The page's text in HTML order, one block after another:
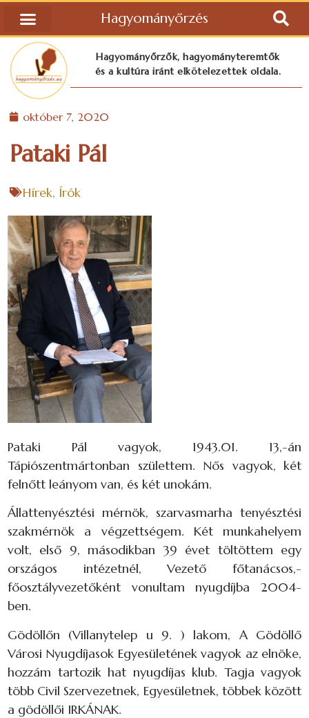
Hagyományőrzés
Hagyományőrzők, hagyományteremtők
és a kultúra iránt elkötelezettek oldala.
október 7, 2020
Pataki Pál
Hírek, Írók
Pataki Pál vagyok, 1943.01. 13,-án
Tápiószentmártonban születtem. Nős vagyok, két
felnőtt leányom van, és két unokám.
Állattenyésztési mérnök, szarvasmarha tenyésztési
szakmérnök a végzettségem. Két munkahelyem
volt, első 9, másodikban 39 évet töltöttem egy
országos intézetnél, Vezető főtanácsos,-
főosztályvezetőként vonultam nyugdíjba 2004-
ben.
Gödöllőn (Villanytelep u 9. ) lakom, A Gödöllő
Városi Nyugdíjasok Egyesületének vagyok az elnöke,
hozzám tartozik hat nyugdíjas klub. Tagja vagyok
több Civil Szervezetnek, Egyesületnek, többek között
a gödöllői IRKÁNAK.